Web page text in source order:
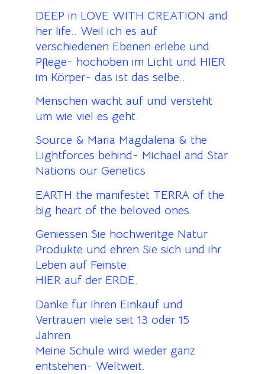
DEEP in LOVE WITH CREATION and
her life.. Weil ich es auf
verschiedenen Ebenen erlebe und
Pflege- hochoben im Licht und HIER
im Körper- das ist das selbe..
Menschen wacht auf und versteht
um wie viel es geht.
Source & Maria Magdalena & the
Lightforces behind- Michael and Star
Nations our Genetics
EARTH the manifestet TERRA of the
big heart of the beloved ones.
Geniessen Sie hochweritge Natur
Produkte und ehren Sie sich und ihr
Leben auf Feinste.
HIER auf der ERDE.
Danke für Ihren Einkauf und
Vertrauen viele seit 13 oder 15
Jahren.
Meine Schule wird wieder ganz
entstehen- Weltweit.